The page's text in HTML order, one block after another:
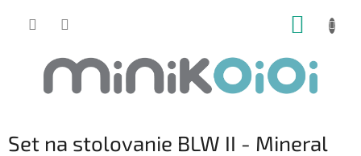
Set na stolovanie BLW II - Mineral